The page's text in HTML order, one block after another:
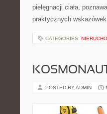
pielęgnacji ciała,
praktycznych
CATEGORIES:
POSTED BY ADMIN